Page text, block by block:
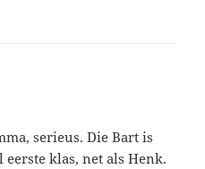
serieus. Die Bart is
klas, net als Henk.